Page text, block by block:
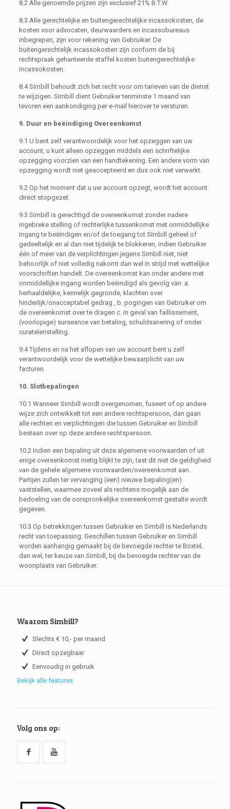
8.2 Alle genoemde prijzen zijn exclusief 21% B.T.W.
8.3 Alle gerechtelijke en buitengerechtelijke incassokosten, de
kosten voor advocaten, deurwaarders en incassobureaus
inbegrepen, zijn voor rekening van Gebruiker. De
buitengerechtelijk incassokosten zijn conform de bij
rechtspraak gehanteerde staffel kosten buitengerechtelijke
incassokosten.
8.4 Simbill behoudt zich het recht voor om tarieven van de dienst
te wijzigen. Simbill dient Gebruiker tenminste 1 maand van
tevoren een aankondiging per e-mail hierover te versturen.
9. Duur en beëindiging Overeenkomst
9.1 U bent zelf verantwoordelijk voor het opzeggen van uw
account, u kunt alleen opzeggen middels een schriftelijke
opzegging voorzien van een handtekening. Een andere vorm van
opzegging wordt niet geaccepteerd en dus ook niet verwerkt.
9.2 Op het moment dat u uw account opzegt, wordt het account
direct stopgezet.
9.3 Simbill is gerechtigd de overeenkomst zonder nadere
ingebreke stelling of rechterlijke tussenkomst met onmiddellijke
ingang te beëindigen en/of de toegang tot Simbill geheel of
gedeeltelijk en al dan niet tijdelijk te blokkeren, indien Gebruiker
één of meer van de verplichtingen jegens Simbill niet, niet
behoorlijk of niet volledig nakomt dan wel in strijd met wettelijke
voorschriften handelt. De overeenkomst kan onder andere met
onmiddellijke ingang worden beëindigd als gevolg van: a.
herhaaldelijke, kennelijk gegronde, klachten over
hinderlijk/onacceptabel gedrag , b. pogingen van Gebruiker om
de overeenkomst over te dragen c. in geval van faillissement,
(voorlopige) surseance van betaling, schuldsanering of onder
curatelenstelling.
9.4 Tijdens en na het aflopen van uw account bent u zelf
verantwoordelijk voor de wettelijke bewaarplicht van uw
facturen.
10. Slotbepalingen
10.1 Wanneer Simbill wordt overgenomen, fuseert of op andere
wijze zich ontwikkelt tot een andere rechtspersoon, dan gaan
alle rechten en verplichtingen die tussen Gebruiker en Simbill
bestaan over op deze andere rechtspersoon.
10.2 Indien een bepaling uit deze algemene voorwaarden of uit
enige overeenkomst nietig blijkt te zijn, tast dit niet de geldigheid
van de gehele algemene voorwaarden/overeenkomst aan.
Partijen zullen ter vervanging (een) nieuwe bepaling(en)
vaststellen, waarmee zoveel als rechtens mogelijk aan de
bedoeling van de oorspronkelijke overeenkomst gestalte wordt
gegeven.
10.3 Op betrekkingen tussen Gebruiker en Simbill is Nederlands
recht van toepassing. Geschillen tussen Gebruiker en Simbill
worden aanhangig gemaakt bij de bevoegde rechter te Boxtel;
dan wel, ter keuze van Simbill, bij de bevoegde rechter van de
woonplaats van Gebruiker.
Waarom Simbill?
Slechts € 10,- per maand
Direct opzegbaar
Eenvoudig in gebruik
Bekijk alle features
Volg ons op: